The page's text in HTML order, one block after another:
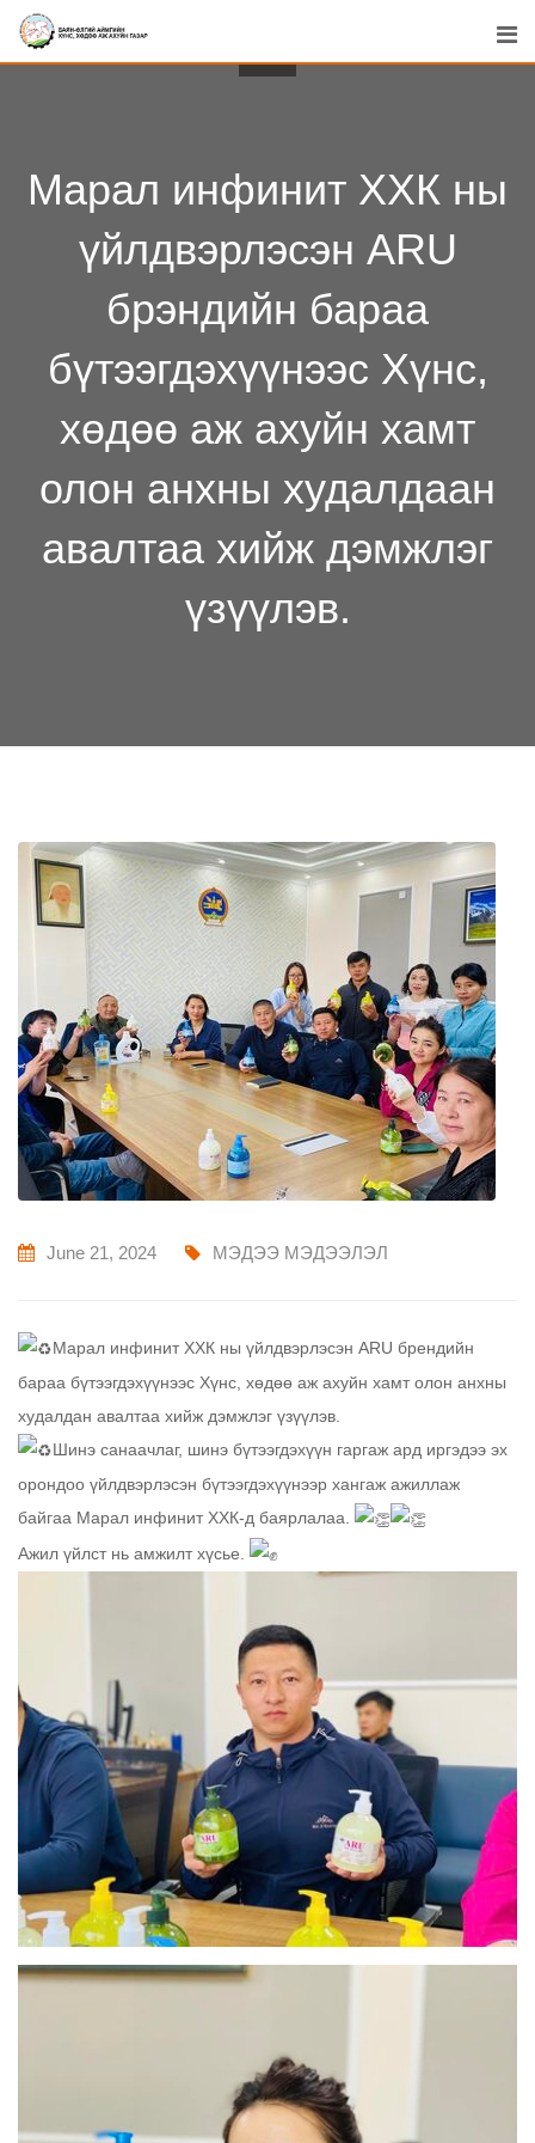
Skip
Марал инфинит ХХК ны
үйлдвэрлэсэн ARU
брэндийн бараа
бүтээгдэхүүнээс Хүнс,
хөдөө аж ахуйн хамт
олон анхны худалдаан
авалтаа хийж дэмжлэг
үзүүлэв.
June 21, 2024 МЭДЭЭ МЭДЭЭЛЭЛ
Марал инфинит ХХК ны үйлдвэрлэсэн ARU брендийн
бараа бүтээгдэхүүнээс Хүнс, хөдөө аж ахуйн хамт олон анхны
худалдан авалтаа хийж дэмжлэг үзүүлэв.
Шинэ санаачлаг, шинэ бүтээгдэхүүн гаргаж ард иргэдээ эх
орондоо үйлдвэрлэсэн бүтээгдэхүүнээр хангаж ажиллаж
байгаа Марал инфинит ХХК-д баярлалаа.
Ажил үйлст нь амжилт хүсье.